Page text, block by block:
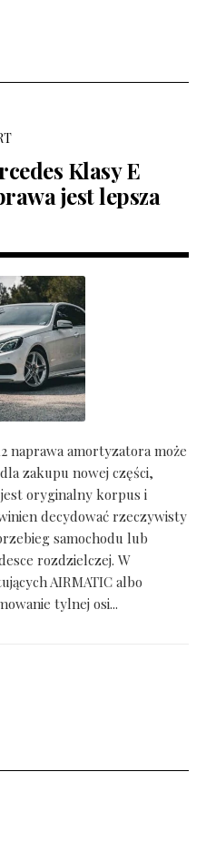
Klasy E
jest lepsza
naprawa amortyzatora może
zakupu nowej części,
jest oryginalny korpus i
decydować rzeczywisty
samochodu lub
rozdzielczej. W
AIRMATIC albo
tylnej osi...